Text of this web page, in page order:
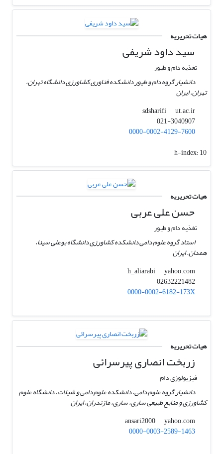
هیات تحریریه
سید داود شریفی
تغذیه دام و طیور
دانشیار گروه دام و طیور دانشکده فناوری کشاورزی دانشگاه تهران،
تهران. ایران
sdsharifi
ut.ac.ir
021-3040907
0000-0002-4129-7600
h-index:10
هیات تحریریه
حسن علی عربی
تغذیه دام و طیور
استاد گروه علوم دامی دانشکده کشاورزی دانشگاه بوعلی سینا،
همدان. ایران
h_aliarabi
yahoo.com
02632221482
0000-0002-6182-173X
هیات تحریریه
زربخت انصاری پیرسرائی
فیزیولوزی دام
دانشیار گروه علوم دامی، دانشکده علوم دامی و شیلات، دانشگاه علوم
کشاورزی و منابع طبیعی ساری، ساری، مازندران، ایران
ansari2000
yahoo.com
0000-0003-2589-1463